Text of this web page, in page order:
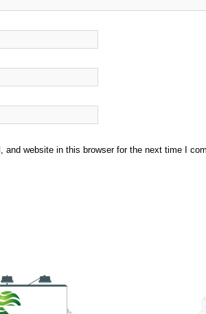
and website in this browser for the next time I